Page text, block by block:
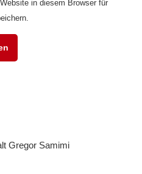
in diesem Browser für